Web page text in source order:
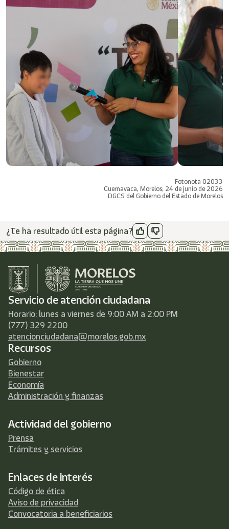
Fotonota 02033
Cuernavaca, Morelos; 24 de junio de 2026
DGCS del Gobierno del Estado de Morelos
¿Te ha resultado útil esta página?
Servicio de atención ciudadana
Horario: lunes a viernes de 9:00 AM a 2:00 PM
(777) 329 2200
atencionciudadana@morelos.gob.mx
Recursos
Gobierno
Bienestar
Economía
Administración y finanzas
Actividad del gobierno
Prensa
Trámites y servicios
Enlaces de interés
Código de ética
Aviso de privacidad
Convocatoria a beneficiarios